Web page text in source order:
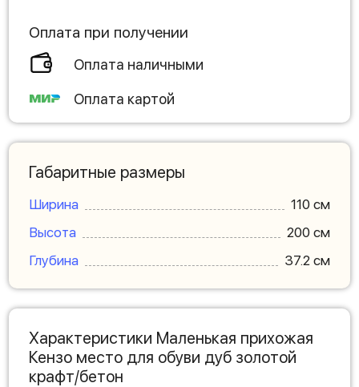
Оплата при получении
Оплата наличными
Оплата картой
Габаритные размеры
Ширина
110 см
Высота
200 см
Глубина
37.2 см
Характеристики Маленькая прихожая
Кензо место для обуви дуб золотой
крафт/бетон